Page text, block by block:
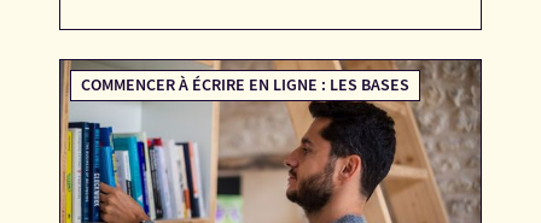
COMMENCER À ÉCRIRE EN LIGNE : LES BASES